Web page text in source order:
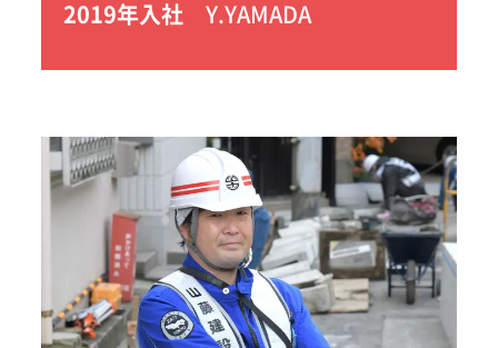
2019年入社 Y.YAMADA